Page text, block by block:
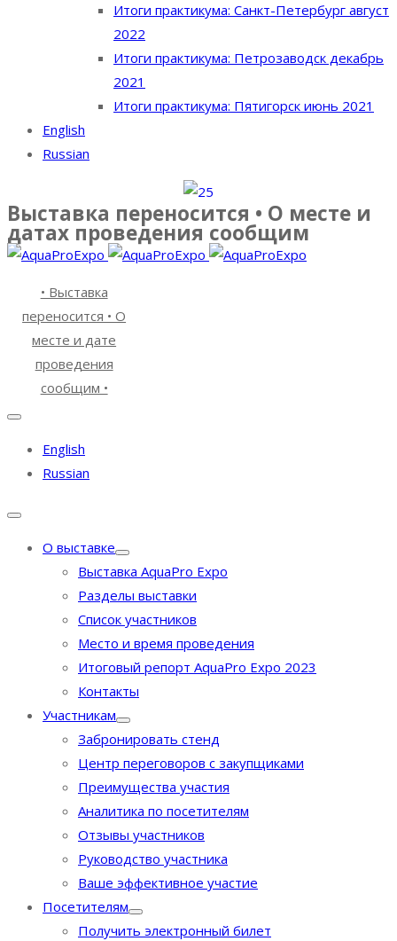
Итоги практикума: Санкт-Петербург август
2022
Итоги практикума: Петрозаводск декабрь
2021
Итоги практикума: Пятигорск июнь 2021
English
Russian
Выставка переносится • О месте и
датах проведения сообщим
• Выставка
переносится • О
месте и дате
проведения
сообщим •
English
Russian
О выставке
Выставка AquaPro Expo
Разделы выставки
Список участников
Место и время проведения
Итоговый репорт AquaPro Expo 2023
Контакты
Участникам
Забронировать стенд
Центр переговоров с закупщиками
Преимущества участия
Аналитика по посетителям
Отзывы участников
Руководство участника
Ваше эффективное участие
Посетителям
Получить электронный билет